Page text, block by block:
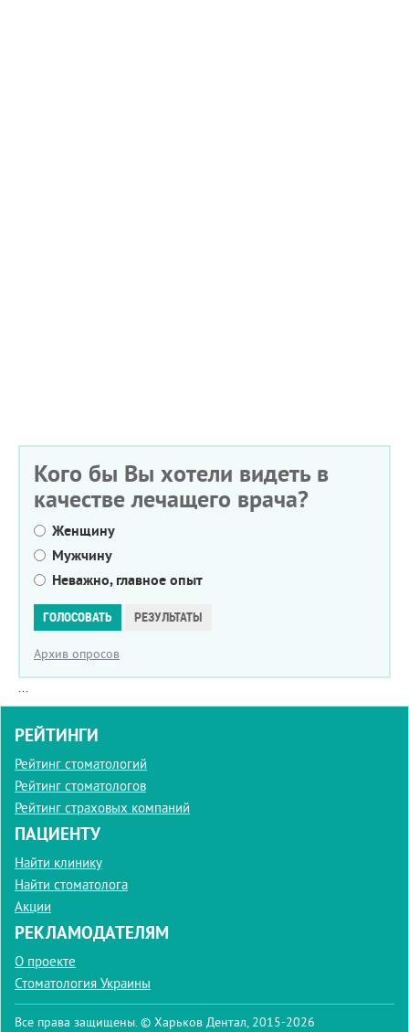
Кого бы Вы хотели видеть в
качестве лечащего врача?
Женщину
Мужчину
Неважно, главное опыт
ГОЛОСОВАТЬ РЕЗУЛЬТАТЫ
Архив опросов
...
РЕЙТИНГИ
Рейтинг стоматологий
Рейтинг стоматологов
Рейтинг страховых компаний
ПАЦИЕНТУ
Найти клинику
Найти стоматолога
Акции
РЕКЛАМОДАТЕЛЯМ
О проекте
Стоматология Украины
Все права защищены. © Харьков Дентал, 2015-2026